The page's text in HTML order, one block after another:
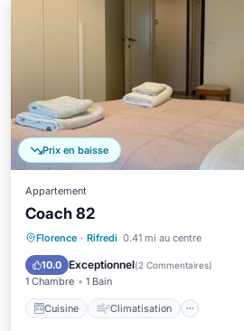
Prix en baisse
Appartement
Coach 82
Florence · Rifredi 0.41 mi au centre
10.0 Exceptionnel(2 Commentaires)
1 Chambre 1 Bain
Cuisine Climatisation
Cuisine Climatisation
Animaux acceptés